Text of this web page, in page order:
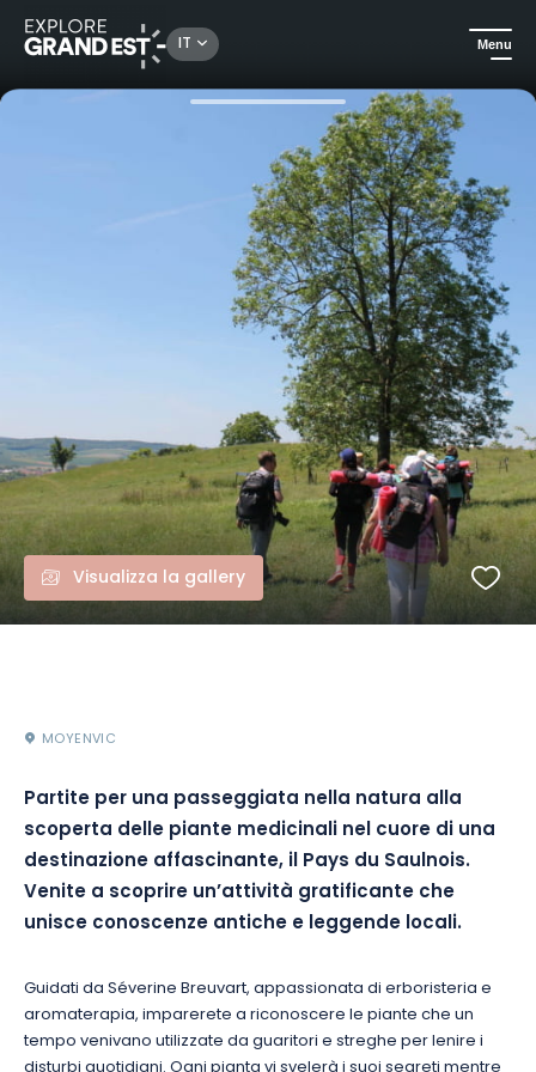
IT Menu
Gastronomia ed enoturismo Gita nella natura: leggende e piante magiche
Visualizza la gallery
MOYENVIC
Partite per una passeggiata nella natura alla
scoperta delle piante medicinali nel cuore di una
destinazione affascinante, il Pays du Saulnois.
Venite a scoprire un’attività gratificante che
unisce conoscenze antiche e leggende locali.
Guidati da Séverine Breuvart, appassionata di erboristeria e
aromaterapia, imparerete a riconoscere le piante che un
tempo venivano utilizzate da guaritori e streghe per lenire i